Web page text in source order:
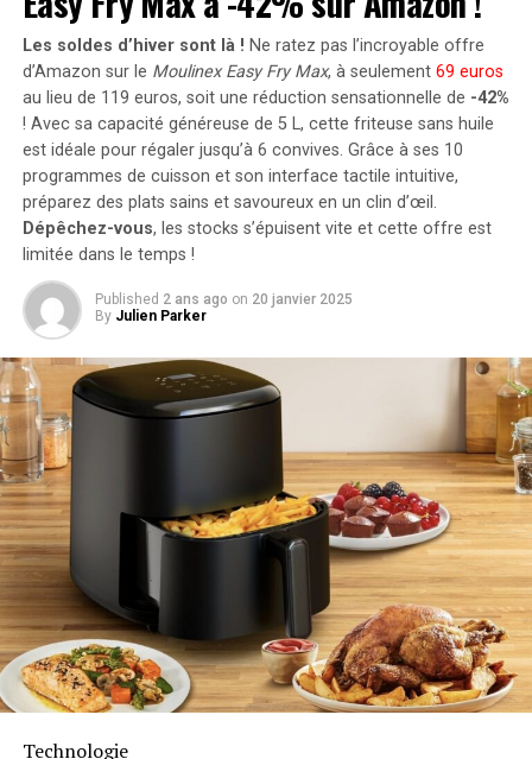
2400 watts . Pour les utilisateurs nécessitant davantage
de stockage énergétique, il est possible d’intégrer
jusqu’à cinq batteries supplémentaires de 1,6
kilowattheure chacune, augmentant la capacité totale à
9,6 kilowattheures.
Intégration dans un Écosystème
Intelligent
Le Solarbank 2 AC s’intègre parfaitement dans un
écosystème énergétique intelligent grâce à sa
compatibilité avec le compteur Anker SOLIX Smart et
les prises intelligentes proposées par Anker. cette
fonctionnalité permet une gestion optimisée de la
consommation électrique tout en réduisant les pertes
énergétiques inutiles. De plus, Anker SOLIX prévoit
d’étendre cette compatibilité aux dispositifs Shelly.
Durabilité et Résistance aux
Intempéries
Anker SOLIX met également l’accent sur la longévité du
Solarbank 2 AC. Conçu pour supporter au moins6000
cycles de charge, cet appareil a une durée de vie
Les soldes d’hiver sont là ! Ne ratez pas l’incroyable offre
d’Amazon sur le Moulinex Easy Fry Max, à seulement 69 euros
au lieu de 119 euros, soit une réduction sensationnelle de -42%
! Avec sa capacité généreuse de 5 L, cette friteuse sans huile
est idéale pour régaler jusqu’à 6 convives. Grâce à ses 10
programmes de cuisson et son interface tactile intuitive,
préparez des plats sains et savoureux en un clin d’œil.
Dépêchez-vous, les stocks s’épuisent vite et cette offre est
limitée dans le temps !
Published 2 ans ago on 20 janvier 2025
By Julien Parker
Technologie